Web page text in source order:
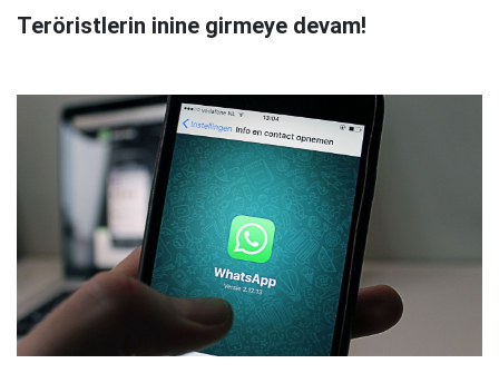
Teröristlerin inine girmeye devam!